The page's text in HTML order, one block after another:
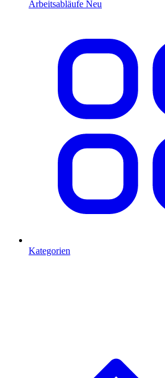
Arbeitsabläufe Neu
Kategorien